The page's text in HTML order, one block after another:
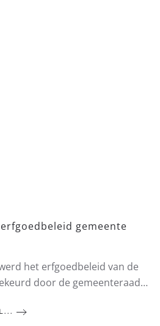
gemeente
het erfgoedbeleid van de
door de gemeenteraad…